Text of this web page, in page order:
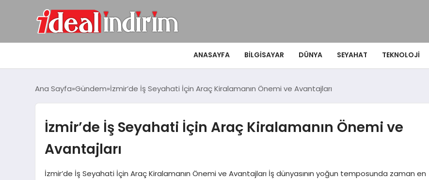
ANASAYFA BILGISAYAR DÜNYA SEYAHAT TEKNOLOJI
Ana Sayfa Gündem İzmir’de İş Seyahati İçin Araç Kiralamanın Önemi ve Avantajları
İzmir’de İş Seyahati İçin Araç Kiralamanın Önemi ve
Avantajları
İzmir’de İş Seyahati İçin Araç Kiralamanın Önemi ve Avantajları İş dünyasının yoğun temposunda zaman en